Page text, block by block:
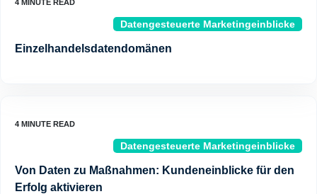
Datengesteuerte Marketingeinblicke
Einzelhandelsdatendomänen
Datengesteuerte Marketingeinblicke
Von Daten zu Maßnahmen: Kundeneinblicke für den
Erfolg aktivieren